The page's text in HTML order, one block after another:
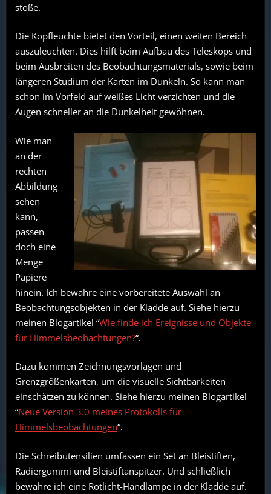
stoße.
Die Kopfleuchte bietet den Vorteil, einen weiten Bereich
auszuleuchten. Dies hilft beim Aufbau des Teleskops und
beim Ausbreiten des Beobachtungsmaterials, sowie beim
längeren Studium der Karten im Dunkeln. So kann man
schon im Vorfeld auf weißes Licht verzichten und die
Augen schneller an die Dunkelheit gewöhnen.
Wie man
an der
rechten
Abbildung
sehen
kann,
passen
doch eine
Menge
Papiere
hinein. Ich bewahre eine vorbereitete Auswahl an
Beobachtungsobjekten in der Kladde auf. Siehe hierzu
meinen Blogartikel “Wie finde ich Ereignisse und Objekte
für Himmelsbeobachtungen?“.
Dazu kommen Zeichnungsvorlagen und
Grenzgrößenkarten, um die visuelle Sichtbarkeiten
einschätzen zu können. Siehe hierzu meinen Blogartikel
“Neue Version 3.0 meines Protokolls für
Himmelsbeobachtungen“.
Die Schreibutensilien umfassen ein Set an Bleistiften,
Radiergummi und Bleistiftanspitzer. Und schließlich
bewahre ich eine Rotlicht-Handlampe in der Kladde auf.